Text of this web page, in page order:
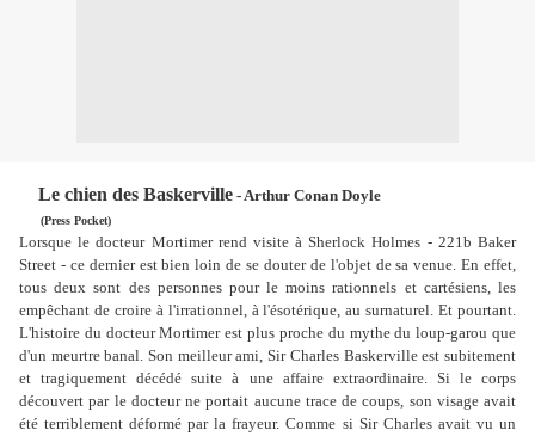
Le chien des Baskerville - Arthur Conan Doyle
(Press Pocket)
Lorsque le docteur Mortimer rend visite à Sherlock Holmes - 221b Baker
Street - ce dernier est bien loin de se douter de l'objet de sa venue. En effet,
tous deux sont des personnes pour le moins rationnels et cartésiens, les
empêchant de croire à l'irrationnel, à l'ésotérique, au surnaturel. Et pourtant.
L'histoire du docteur Mortimer est plus proche du mythe du loup-garou que
d'un meurtre banal. Son meilleur ami, Sir Charles Baskerville est subitement
et tragiquement décédé suite à une affaire extraordinaire. Si le corps
découvert par le docteur ne portait aucune trace de coups, son visage avait
été terriblement déformé par la frayeur. Comme si Sir Charles avait vu un